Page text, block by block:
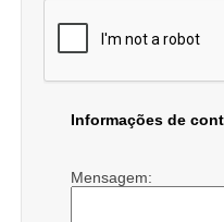
Informações de
Mensagem: